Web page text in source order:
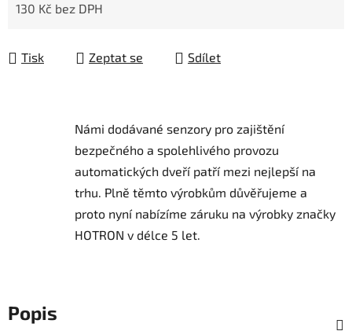
130 Kč bez DPH
Tisk
Zeptat se Sdílet
Námi dodávané senzory pro zajištění
bezpečného a spolehlivého provozu
automatických dveří patří mezi nejlepší na
trhu. Plně těmto výrobkům důvěřujeme a
proto nyní nabízíme záruku na výrobky značky
HOTRON v délce 5 let.
Popis